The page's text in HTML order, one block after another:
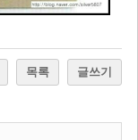
목록 글쓰기